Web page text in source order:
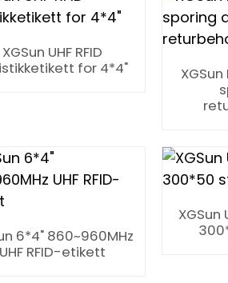
XGSun UHF RFID
for 4*4"
6*4" 860~960MHz
UHF RFID-etikett
XGSun